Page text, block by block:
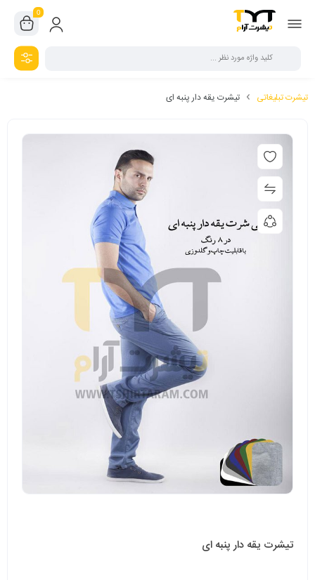
0
تیشرت تبلیغاتی تیشرت یقه دار پنبه ای
تیشرت یقه دار پنبه ای